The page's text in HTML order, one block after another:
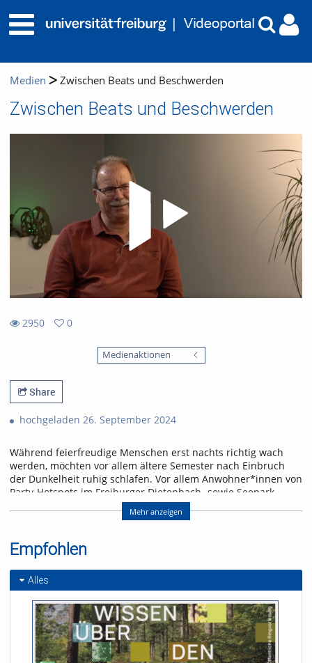
Medien Zwischen Beats und Beschwerden
Zwischen Beats und Beschwerden
2950
0
Medienaktionen
Share
hochgeladen 26. September 2024
Während feierfreudige Menschen erst nachts richtig wach
werden, möchten vor allem ältere Semester nach Einbruch
der Dunkelheit ruhig schlafen. Vor allem Anwohner*innen von
Party-Hotspots im Freiburger Dietenbach- sowie Seepark
fühlen sich vom nächtlichen Lärm gestört. Das Rathaus
versucht, die Wogen zu glätten. Ein Balanceakt, der kreative
Im Interview berichtet der ehemalige Dietenbachpark-
Anwohner Heiner Brecht von nächtlichen Störungen, die er
durch laute Partys erlebt hat. Der ehemalige Polizist erklärt,
wie sich die Bürgerinitiative KontraBass für die Rechte von
Anwohner*innen einsetzt.
Mehr anzeigen
Empfohlen
Alles